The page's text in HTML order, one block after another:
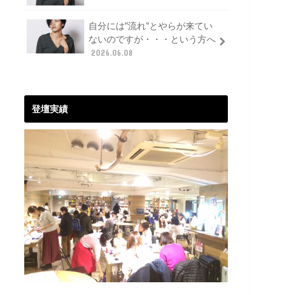
自分には”流れ”とやらが来てい
ないのですが・・・という方へ
2026.06.08
登壇実績